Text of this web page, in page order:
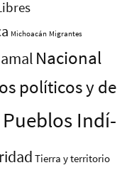
Michoacán Migrantes
Nacional
polí­ticos y de
Pueblos Indí­
Tierra y territorio